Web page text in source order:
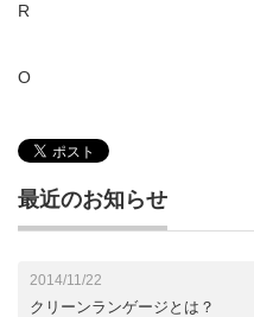
R
O
最近のお知らせ
2014/11/22
クリーンランゲージとは？